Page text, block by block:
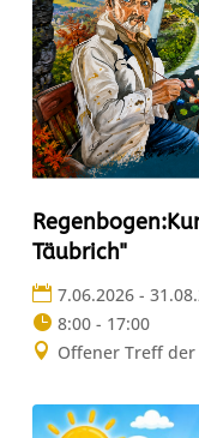
Täubrich"
7.06.2026 -
8:00 - 17:00
Offener Treff